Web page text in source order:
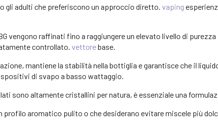
gli adulti che preferiscono un approccio diretto. vaping
vengono raffinati fino a raggiungere un elevato livello di
controllato. vettorebase.
mantiene la stabilità nella bottiglia e garantisce che il
di svapo a basso wattaggio.
sono altamente cristallini per natura, è essenziale una
profilo aromatico pulito o che desiderano evitare miscele più